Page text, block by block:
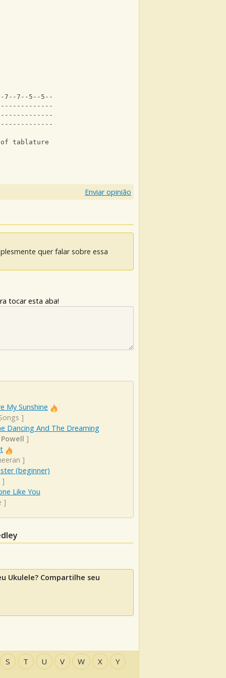
7--7--5--5--5--7--0**--0--2--3--5--3--2--0------0**---|
tablature instead of picking them.
Enviar opinião
quer falar sobre essa
tocar esta aba!
My Sunshine
]
Dancing And The Dreaming
Powell ]
]
(beginner)
]
Like You
]
Ukulele? Compartilhe seu
S T U V W X Y